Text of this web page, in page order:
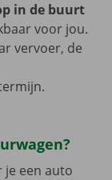
in de buurt
voor jou.
vervoer, de
je een auto